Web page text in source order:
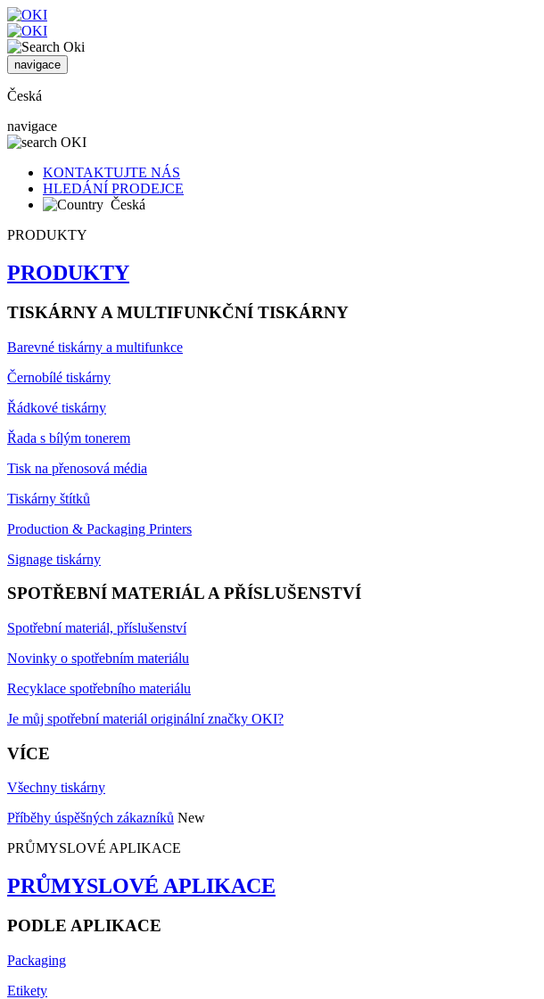
navigace
Česká
navigace
KONTAKTUJTE NÁS
HLEDÁNÍ PRODEJCE
Česká
PRODUKTY
PRODUKTY
TISKÁRNY A MULTIFUNKČNÍ TISKÁRNY
Barevné tiskárny a multifunkce
Černobílé tiskárny
Řádkové tiskárny
Řada s bílým tonerem
Tisk na přenosová média
Tiskárny štítků
Production & Packaging Printers
Signage tiskárny
SPOTŘEBNÍ MATERIÁL A PŘÍSLUŠENSTVÍ
Spotřební materiál, příslušenství
Novinky o spotřebním materiálu
Recyklace spotřebního materiálu
Je můj spotřební materiál originální značky OKI?
VÍCE
Všechny tiskárny
Příběhy úspěšných zákazníků New
PRŮMYSLOVÉ APLIKACE
PRŮMYSLOVÉ APLIKACE
PODLE APLIKACE
Packaging
Etikety